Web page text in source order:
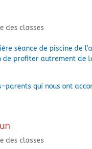
des classes
séance de piscine de
de profiter autrement de
qui nous ont
des classes